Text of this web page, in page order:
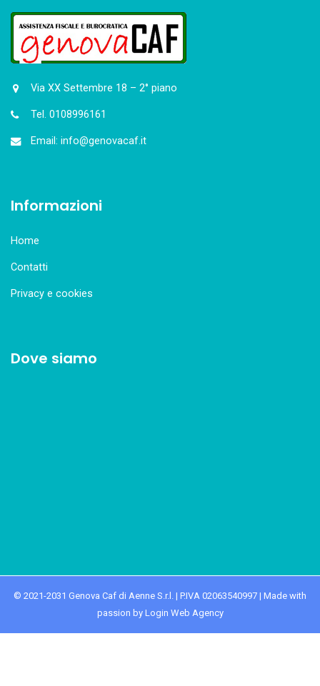
Via XX Settembre 18 – 2° piano
Tel. 0108996161
Email: info@genovacaf.it
Informazioni
Home
Contatti
Privacy e cookies
Dove siamo
© 2021-2031 Genova Caf di Aenne S.r.l. | P.IVA 02063540997 | Made with
passion by Login Web Agency